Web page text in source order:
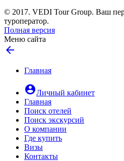
© 2017. VEDI Tour Group. Ваш
туроператор.
Полная версия
Меню сайта
arrow_back
Главная
account_circleЛичный кабинет
Главная
Поиск отелей
Поиск экскурсий
О компании
Где купить
Визы
Контакты